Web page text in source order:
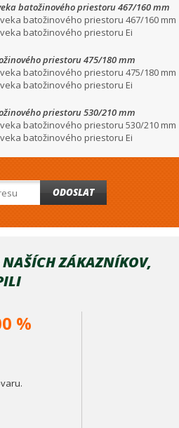
batožinového priestoru 467/160 mm
batožinového priestoru 467/160 mm
batožinového priestoru Ei
priestoru 475/180 mm
batožinového priestoru 475/180 mm
batožinového priestoru Ei
priestoru 530/210 mm
batožinového priestoru 530/210 mm
batožinového priestoru Ei
ODOSLAT
NAŠÍCH ZÁKAZNÍKOV,
%